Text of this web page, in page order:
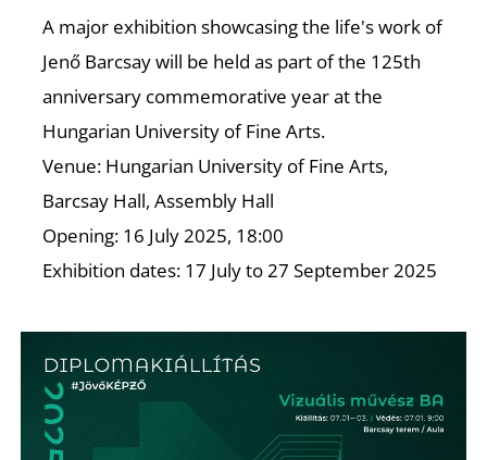
A major exhibition showcasing the life's work of
Jenő Barcsay will be held as part of the 125th
anniversary commemorative year at the
Hungarian University of Fine Arts.
Venue: Hungarian University of Fine Arts,
Barcsay Hall, Assembly Hall
Opening: 16 July 2025, 18:00
Exhibition dates: 17 July to 27 September 2025